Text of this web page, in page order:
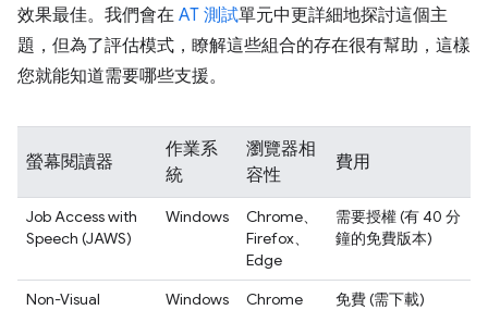
效果最佳。我們會在 AT 測試單元中更詳細地探討這個主
題，但為了評估模式，瞭解這些組合的存在很有幫助，這樣
您就能知道需要哪些支援。
螢幕閱讀器
作業系
統
瀏覽器相
容性
費用
Job Access with
Speech (JAWS)
Windows
Chrome、
Firefox、
Edge
需要授權 (有 40 分
鐘的免費版本)
Non-Visual
Windows
Chrome
免費 (需下載)